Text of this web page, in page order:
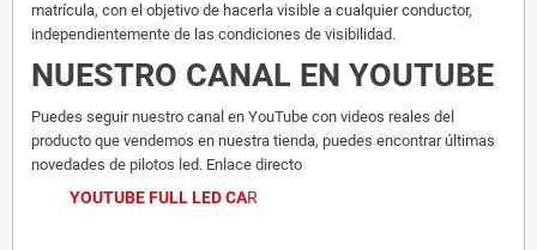
matrícula, con el objetivo de hacerla visible a cualquier conductor,
independientemente de las condiciones de visibilidad.
NUESTRO CANAL EN YOUTUBE
Puedes seguir nuestro canal en YouTube con videos reales del
producto que vendemos en nuestra tienda, puedes encontrar últimas
novedades de pilotos led. Enlace directo
YOUTUBE FULL LED CAR